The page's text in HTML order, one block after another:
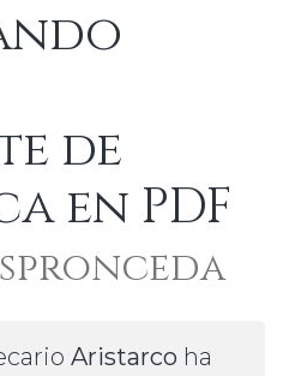
de
en PDF
Aristarco ha